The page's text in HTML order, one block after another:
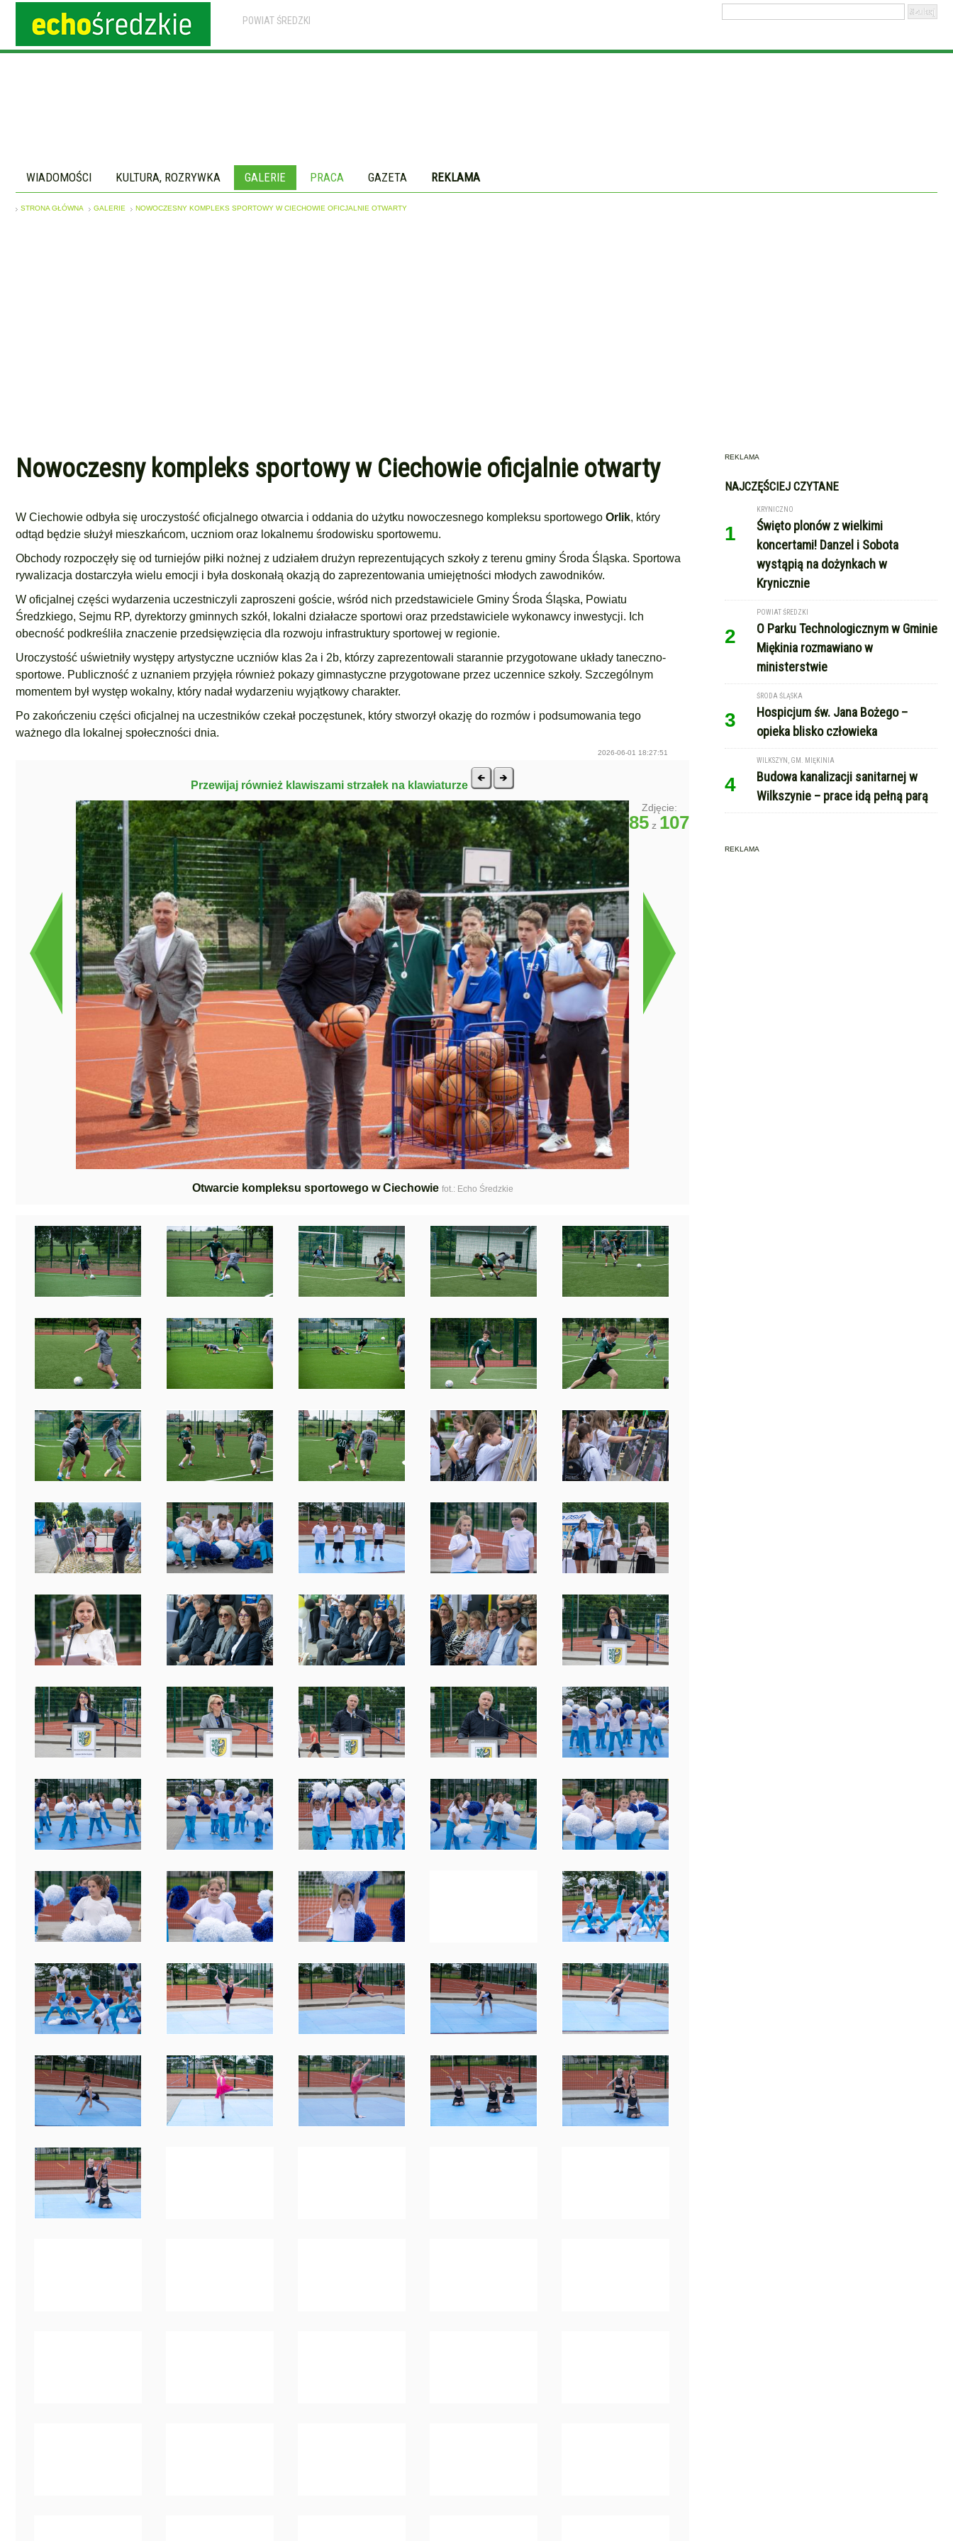
POWIAT ŚREDZKI
WIADOMOŚCI KULTURA, ROZRYWKA GALERIE PRACA GAZETA REKLAMA
STRONA GŁÓWNA GALERIE NOWOCZESNY KOMPLEKS SPORTOWY W CIECHOWIE OFICJALNIE OTWARTY
Nowoczesny kompleks sportowy w Ciechowie oficjalnie otwarty
W Ciechowie odbyła się uroczystość oficjalnego otwarcia i oddania do użytku nowoczesnego kompleksu sportowego Orlik, który
odtąd będzie służył mieszkańcom, uczniom oraz lokalnemu środowisku sportowemu.
Obchody rozpoczęły się od turniejów piłki nożnej z udziałem drużyn reprezentujących szkoły z terenu gminy Środa Śląska. Sportowa
rywalizacja dostarczyła wielu emocji i była doskonałą okazją do zaprezentowania umiejętności młodych zawodników.
W oficjalnej części wydarzenia uczestniczyli zaproszeni goście, wśród nich przedstawiciele Gminy Środa Śląska, Powiatu
Średzkiego, Sejmu RP, dyrektorzy gminnych szkół, lokalni działacze sportowi oraz przedstawiciele wykonawcy inwestycji. Ich
obecność podkreśliła znaczenie przedsięwzięcia dla rozwoju infrastruktury sportowej w regionie.
Uroczystość uświetniły występy artystyczne uczniów klas 2a i 2b, którzy zaprezentowali starannie przygotowane układy taneczno-
sportowe. Publiczność z uznaniem przyjęła również pokazy gimnastyczne przygotowane przez uczennice szkoły. Szczególnym
momentem był występ wokalny, który nadał wydarzeniu wyjątkowy charakter.
Po zakończeniu części oficjalnej na uczestników czekał poczęstunek, który stworzył okazję do rozmów i podsumowania tego
ważnego dla lokalnej społeczności dnia.
2026-06-01 18:27:51
Przewijaj również klawiszami strzałek na klawiaturze
Otwarcie kompleksu sportowego w Ciechowie fot.: Echo Średzkie
Zdjęcie:
85 z 107
REKLAMA
NAJCZĘŚCIEJ CZYTANE
1
KRYNICZNO
Święto plonów z wielkimi
koncertami! Danzel i Sobota
wystąpią na dożynkach w
Krynicznie
2
POWIAT ŚREDZKI
O Parku Technologicznym w Gminie
Miękinia rozmawiano w
ministerstwie
3
ŚRODA ŚLĄSKA
Hospicjum św. Jana Bożego –
opieka blisko człowieka
4
WILKSZYN, GM. MIĘKINIA
Budowa kanalizacji sanitarnej w
Wilkszynie – prace idą pełną parą
REKLAMA